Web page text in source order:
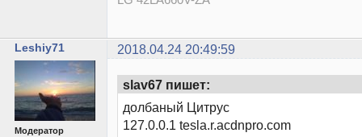
Leshiy71 2018.04.24 20:49:59
Модератор
slav67 пишет:
долбаный Цитрус
127.0.0.1 tesla.r.acdnpro.com